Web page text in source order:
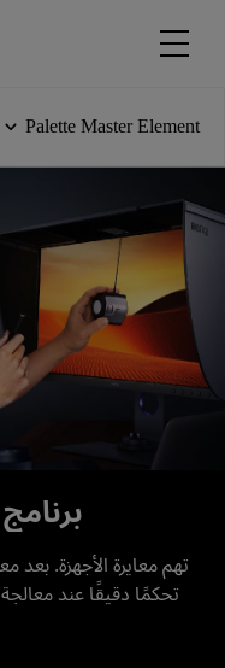
Palette Master Element